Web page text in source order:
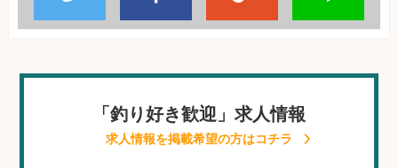
「釣り好き歓迎」求人情報
求人情報を掲載希望の方はコチラ